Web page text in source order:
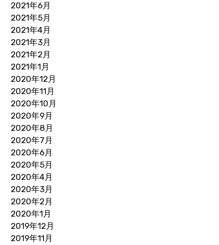
2021年6月
2021年5月
2021年4月
2021年3月
2021年2月
2021年1月
2020年12月
2020年11月
2020年10月
2020年9月
2020年8月
2020年7月
2020年6月
2020年5月
2020年4月
2020年3月
2020年2月
2020年1月
2019年12月
2019年11月